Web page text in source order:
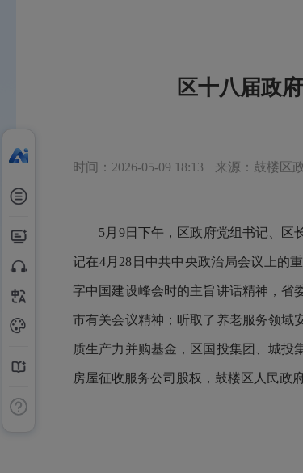
区十八届政
时间：2026-05-09 18:13 来源：鼓楼区
5月9日下午，区政府党组书记、区长
记在4月28日中共中央政治局会议上的
字中国建设峰会时的主旨讲话精神，省
市有关会议精神；听取了养老服务领域
质生产力并购基金，区国投集团、城投
房屋征收服务公司股权，鼓楼区人民政